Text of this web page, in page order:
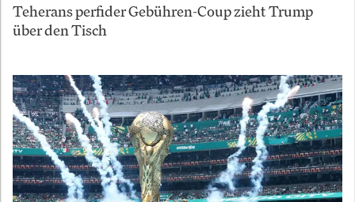
Teherans perfider Gebühren-Coup zieht Trump
über den Tisch